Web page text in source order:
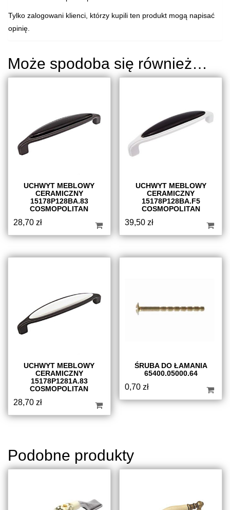
Tylko zalogowani klienci, którzy kupili ten produkt mogą napisać
opinię.
Może spodoba się również…
UCHWYT MEBLOWY
CERAMICZNY
15178P128BA.83
COSMOPOLITAN
28,70 zł
UCHWYT MEBLOWY
CERAMICZNY
15178P128BA.F5
COSMOPOLITAN
39,50zł
UCHWYT MEBLOWY
CERAMICZNY
15178P1281A.83
COSMOPOLITAN
28,70 zł
ŚRUBA DO ŁAMANIA
65400.05000.64
0,70zł
Podobne produkty